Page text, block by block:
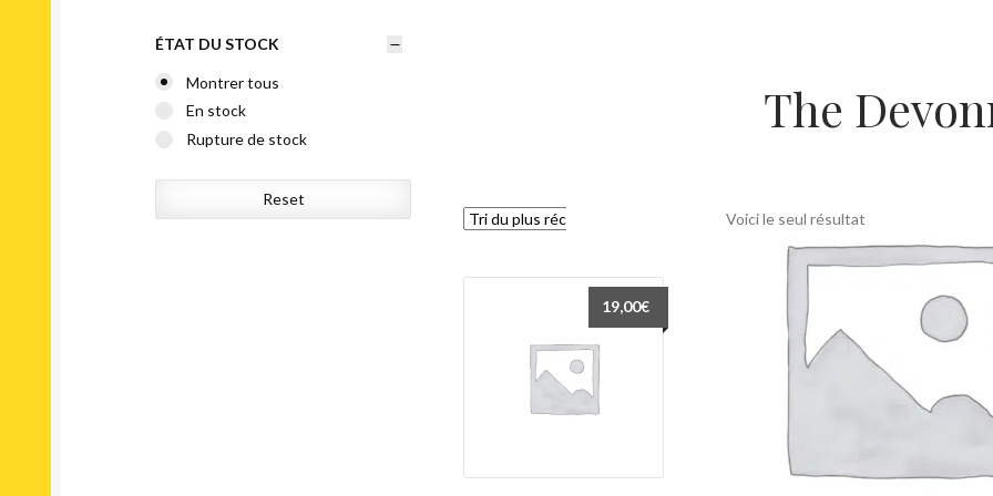
The
Voici le seul résultat
19,00€
ÉTAT DU STOCK
Montrer tous
En stock
Rupture de stock
Reset